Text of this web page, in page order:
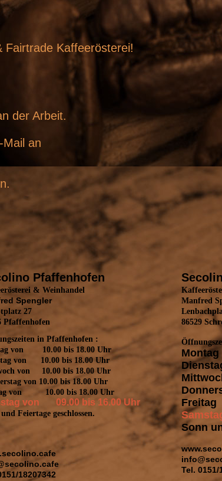
Fairtrade Kaffeerösterei!
der Arbeit.
an
Pfaffenhofen
& Weinhandel
Spengler
27
Pfaffenhofen
in Pfaffenhofen :
von 10.00 bis 18.00 Uhr
von 10.00 bis 18.00 Uhr
von 10.00 bis 18.00 Uhr
von 10.00 bis 18.00 Uhr
von 10.00 bis 18.00 Uhr
von 09.00 bis 16.00 Uhr
Feiertage geschlossen.
18207342
Manfred
86529
Montag
Freitag
Sonn
Tel. 0151/